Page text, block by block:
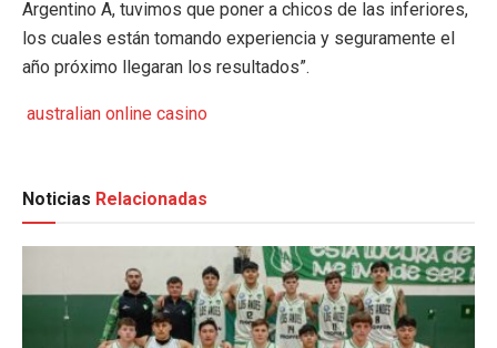
Argentino A, tuvimos que poner a chicos de las inferiores,
los cuales están tomando experiencia y seguramente el
año próximo llegaran los resultados”.
australian online casino
Noticias Relacionadas